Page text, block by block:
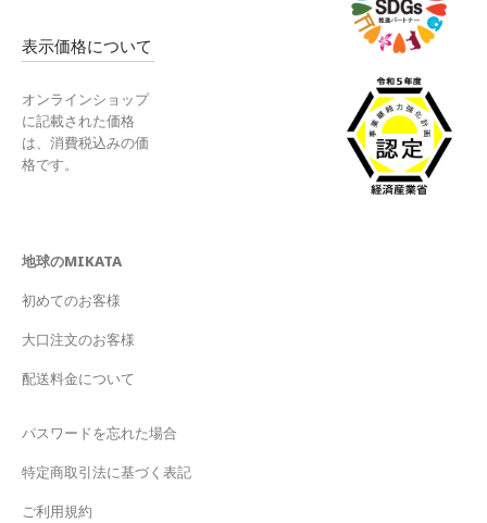
表示価格について
オンラインショップ
に記載された価格
は、消費税込みの価
格です。
地球のMIKATA
初めてのお客様
大口注文のお客様
配送料金について
パスワードを忘れた場合
特定商取引法に基づく表記
ご利用規約